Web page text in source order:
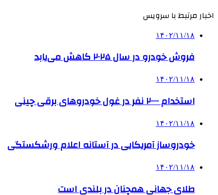
اخبار مرتبط با سرویس
۱۴۰۲/۱۱/۱۸
فروش خودرو در سال ۲۰۲۵ کاهش می‌یابد
۱۴۰۲/۱۱/۱۸
استخدام ۲۰۰۰۰ نفر در غول خودروهای برقی چینی
۱۴۰۲/۱۱/۱۸
خودروساز آمریکایی در آستانه اعلام ورشکستگی
۱۴۰۲/۱۱/۱۸
طلای جهانی همچنان در بلندی است